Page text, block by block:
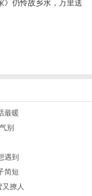
》仍怜故乡水，万里送
最暖
别
遇到
简短
撩人